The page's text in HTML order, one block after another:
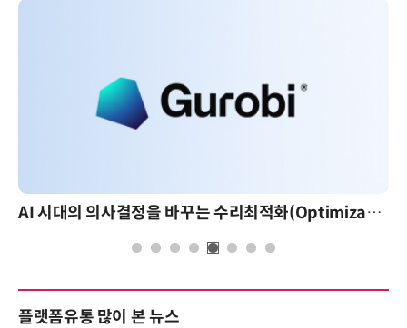
AI 시대의 의사결정을 바꾸는 수리최적화(Optimization): 실제 산업 적용 사례와 활용 전략
플랫폼유통 많이 본 뉴스